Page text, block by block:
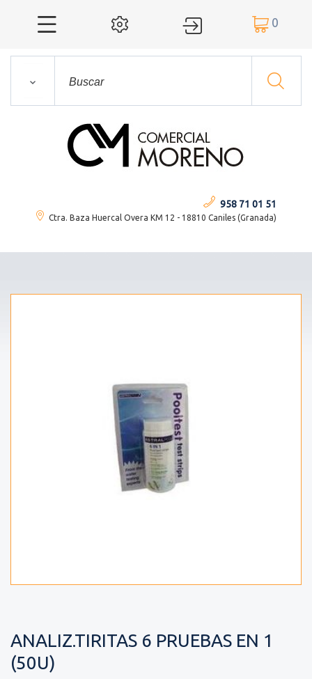
    0
958 71 01 51
Ctra. Baza Huercal Overa KM 12 - 18810 Caniles (Granada)
ANALIZ.TIRITAS 6 PRUEBAS EN 1
(50U)